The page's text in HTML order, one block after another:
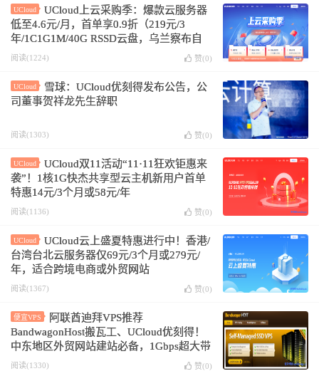
UCloud
UCloud上云采购季：爆款云服务器
低至4.6元/月，首单享0.9折（219元/3
年/1C1G1M/40G RSSD云盘，乌兰察布自
建机房）
阅读(1224) 赞(0)
UCloud
雪球：UCloud优刻得发布公告，公
司董事贺祥龙先生辞职
阅读(1303) 赞(0)
UCloud
UCloud双11活动“11·11狂欢钜惠来
袭”！1核1G快杰共享型云主机新用户首单
特惠14元/3个月或58元/年
阅读(1136) 赞(0)
UCloud
UCloud云上盛夏特惠进行中！香港/
台湾台北云服务器仅69元/3个月或279元/
年，适合跨境电商或外贸网站
阅读(1367) 赞(0)
便宜VPS
阿联酋迪拜VPS推荐
BandwagonHost搬瓦工、UCloud优刻得！
中东地区外贸网站建站必备，1Gbps超大带
宽
阅读(1330) 赞(0)